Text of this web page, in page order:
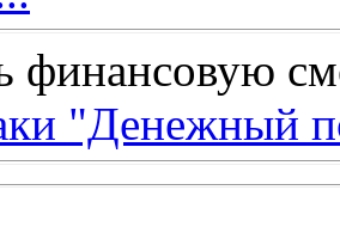
финансовую
"Денежный